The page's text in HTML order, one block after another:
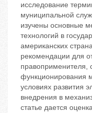
исследование
муниципальной
изучены основные
технологий в
американских
рекомендации для
правоприменителя,
функционирования
условиях развития
внедрения в
статье дается